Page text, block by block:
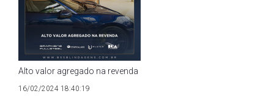
Alto valor agregado na revenda
16/02/2024 18:40:19